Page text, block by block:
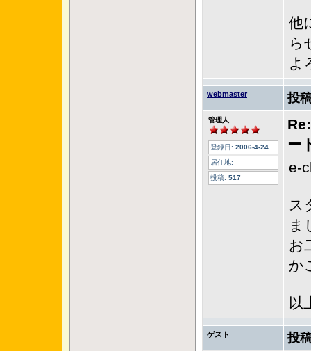
他
ら
よ
webmaster 投
管理人
登録日: 2006-4-24
居住地:
投稿: 517
ー
e-
ス
ま
お
か
以
ゲスト 投